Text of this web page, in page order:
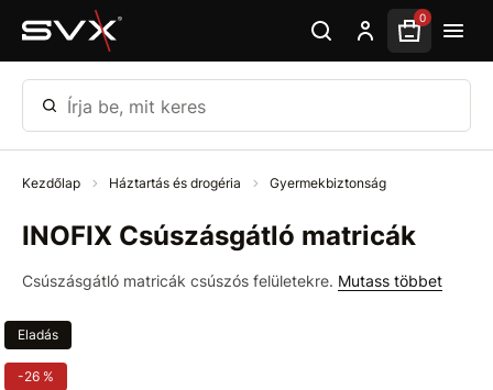
Ugrás az oldal fő részéhez 0
Írja be, mit keres
Kezdőlap Háztartás és drogéria Gyermekbiztonság
INOFIX Csúszásgátló matricák
Csúszásgátló matricák csúszós felületekre. Mutass többet
Eladás
-26 %